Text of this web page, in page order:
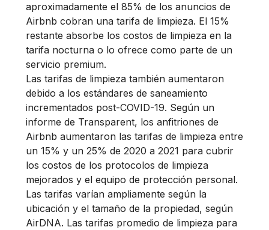
aproximadamente el 85% de los anuncios de
Airbnb cobran una tarifa de limpieza. El 15%
restante absorbe los costos de limpieza en la
tarifa nocturna o lo ofrece como parte de un
servicio premium.
Las tarifas de limpieza también aumentaron
debido a los estándares de saneamiento
incrementados post-COVID-19. Según un
informe de Transparent, los anfitriones de
Airbnb aumentaron las tarifas de limpieza entre
un 15% y un 25% de 2020 a 2021 para cubrir
los costos de los protocolos de limpieza
mejorados y el equipo de protección personal.
Las tarifas varían ampliamente según la
ubicación y el tamaño de la propiedad, según
AirDNA. Las tarifas promedio de limpieza para